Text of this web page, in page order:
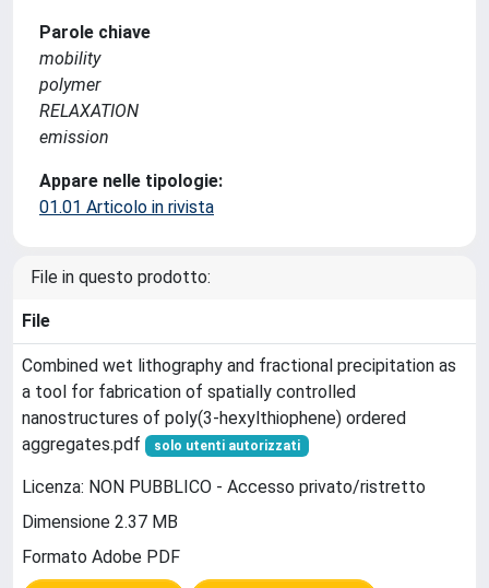
Parole chiave
mobility
polymer
RELAXATION
emission
Appare nelle tipologie:
01.01 Articolo in rivista
File in questo prodotto:
File
Combined wet lithography and fractional precipitation as
a tool for fabrication of spatially controlled
nanostructures of poly(3-hexylthiophene) ordered
aggregates.pdf
solo utenti autorizzati
Licenza: NON PUBBLICO - Accesso privato/ristretto
Dimensione 2.37 MB
Formato Adobe PDF